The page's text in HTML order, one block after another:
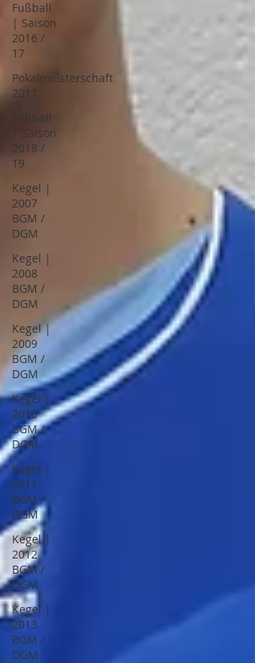
Fußball
| Saison
2016 /
17
Pokalmeisterschaft
2017
Fußball
| Saison
2018 /
19
Kegel |
2007
BGM /
DGM
Kegel |
2008
BGM /
DGM
Kegel |
2009
BGM /
DGM
Kegel |
2010
BGM /
DGM
Kegel |
2011
BGM /
DGM
Kegel |
2012
BGM /
DGM
Kegel |
2013
BGM /
DGM